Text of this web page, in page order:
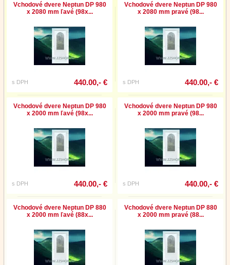
Vchodové dvere Neptun DP 980
x 2080 mm ľavé (98x...
s DPH 440.00,- €
Vchodové dvere Neptun DP 980
x 2080 mm pravé (98...
s DPH 440.00,- €
Vchodové dvere Neptun DP 980
x 2000 mm ľavé (98x...
s DPH 440.00,- €
Vchodové dvere Neptun DP 980
x 2000 mm pravé (98...
s DPH 440.00,- €
Vchodové dvere Neptun DP 880
x 2000 mm ľavé (88x...
Vchodové dvere Neptun DP 880
x 2000 mm pravé (88...